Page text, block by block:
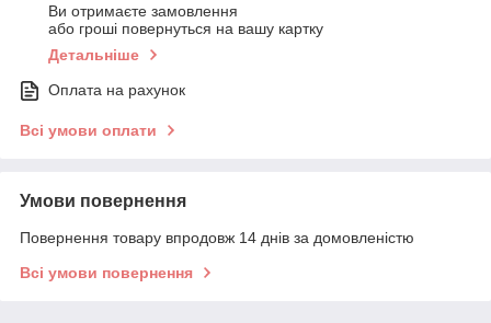
Ви отримаєте замовлення
або гроші повернуться на вашу картку
Детальніше
Оплата на рахунок
Всі умови оплати
Умови повернення
Повернення товару впродовж 14 днів за домовленістю
Всі умови повернення